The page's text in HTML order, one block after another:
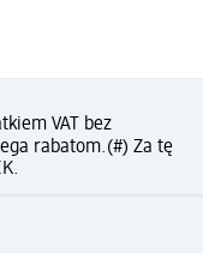
VAT bez
rabatom.(#) Za tę